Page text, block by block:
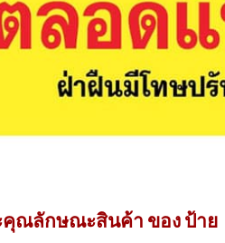
คุณลักษณะสินค้า ของ ป้าย